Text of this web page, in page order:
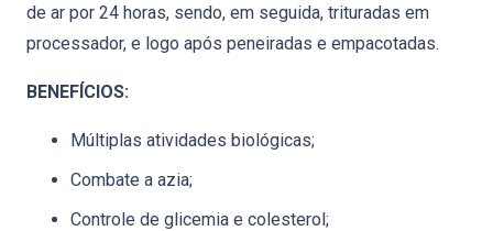
de ar por 24 horas, sendo, em seguida, trituradas em
processador, e logo após peneiradas e empacotadas.
BENEFÍCIOS:
Múltiplas atividades biológicas;
Combate a azia;
Controle de glicemia e colesterol;